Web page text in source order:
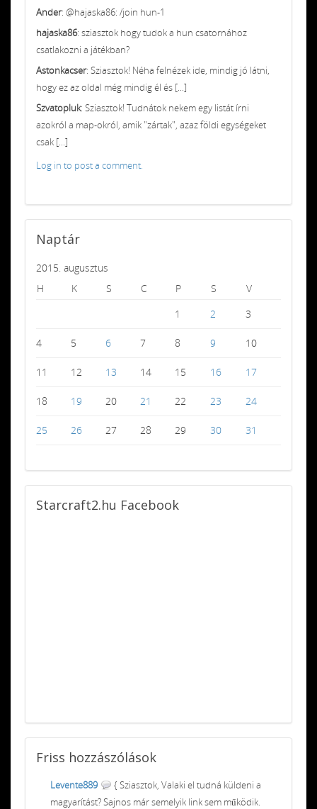
Ander: @hajaska86: /join hun-1
hajaska86: sziasztok hogy tudok a hun csatornához
csatlakozni a játékban?
Astonkacser: Sziasztok! Néha felnézek ide, mindig jó látni,
hogy ez az oldal még mindig él és [...]
Szvatopluk: Sziasztok! Tudnátok nekem egy listát írni
azokról a map-okról, amik "zártak", azaz földi egységeket
csak [...]
Log in to post a comment.
Naptár
2015. augusztus
H
K S C P S
V
1
2 3
4 5 6 7 8 9 10
11 12 13 14 15 16 17
18 19 20 21 22 23 24
25 26 27 28 29 30 31
Starcraft2.hu Facebook
Friss hozzászólások
Levente889
{ Sziasztok, Valaki el tudná küldeni a
magyarítást? Sajnos már semelyik link sem működik.